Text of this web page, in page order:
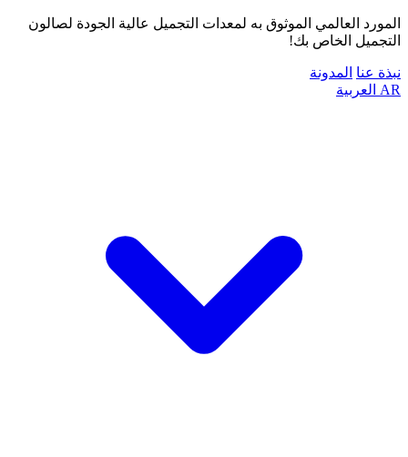
المورد العالمي الموثوق به لمعدات التجميل عالية الجودة لصالون
التجميل الخاص بك!
نبذة عنا المدونة
AR العربية